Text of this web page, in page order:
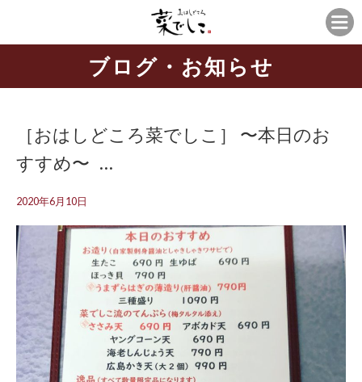
ブログ・お知らせ
［おはしどころ菜でしこ］ 〜本日のお
すすめ️〜 …
2020年6月10日